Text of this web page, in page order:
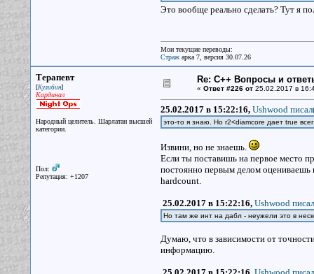
Это вообще реально сделать? Тут я
Мои текущие переводы:
Стражарка 7, версия 30.07.26
Терапевт
[Кулибин]
Кардинал
Народный целитель. Шарлатан высшей
категории.
Пол:
Репутация: +1207
Re: С++ Вопросы и
« Ответ #226 от25.02.2017 в
25.02.2017 в 15:22:16, Ushwood
это-то я знаю. Но r2<diamcore дает true
Извини, но не знаешь.
Если ты поставишь на первое место
постоянно первым делом оцениваешь
hardcount.
25.02.2017 в 15:22:16, Ushwood
Но там же инт на дабл - неужели это в
Думаю, что в зависимости от
информацию.